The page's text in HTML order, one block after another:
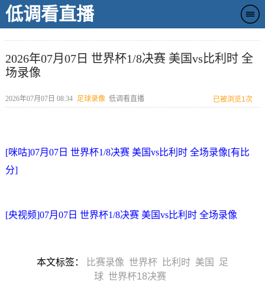
低调看直播
2026年07月07日 世界杯1/8决赛 美国vs比利时 全
场录像
2026年07月07日 08:34 足球录像 低调看直播 已被浏览1次
[咪咕]07月07日 世界杯1/8决赛 美国vs比利时 全场录像[有比
分]
[央视频]07月07日 世界杯1/8决赛 美国vs比利时 全场录像
本文标签： 比赛录像 世界杯 比利时 美国
足
球 世界杯18决赛